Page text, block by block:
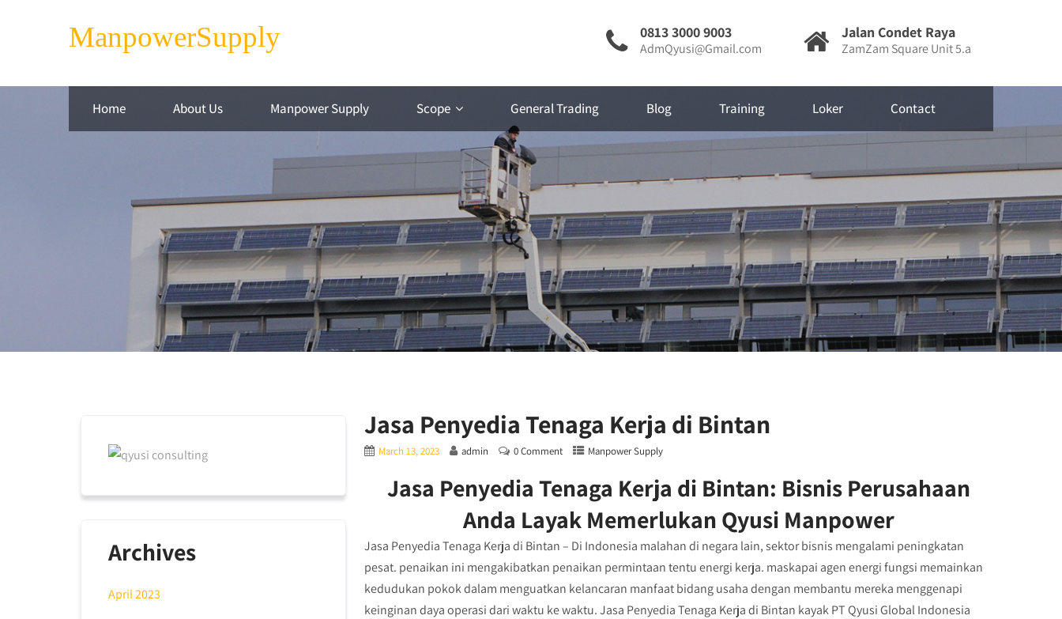
ManpowerSupply 0813 3000 9003
AdmQyusi@Gmail.com
Jalan Condet Raya
ZamZam Square Unit 5.a
Home About Us Manpower Supply Scope General Trading Blog Training Loker Contact
Jasa Penyedia Tenaga Kerja di Bintan
March 13, 2023 admin 0 Comment Manpower Supply
Jasa Penyedia Tenaga Kerja di Bintan: Bisnis Perusahaan
Anda Layak Memerlukan Qyusi Manpower
Jasa Penyedia Tenaga Kerja di Bintan – Di Indonesia malahan di negara lain, sektor bisnis mengalami peningkatan
pesat. penaikan ini mengakibatkan penaikan permintaan tentu energi kerja. maskapai agen energi fungsi memainkan
kedudukan pokok dalam menguatkan kelancaran manfaat bidang usaha dengan membantu mereka menggenapi
keinginan daya operasi dari waktu ke waktu. Jasa Penyedia Tenaga Kerja di Bintan kayak PT Qyusi Global Indonesia
Archives
April 2023